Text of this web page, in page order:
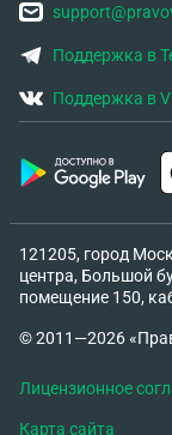
Поддержка в
Поддержка в
121205, город
центра, Большой
помещение 150,
© 2011—2026
Лицензионное
Карта сайта